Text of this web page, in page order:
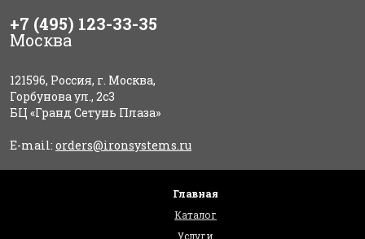
+7 (495) 123-33-35
Москва
121596, Россия, г. Москва,
Горбунова ул., 2с3
БЦ «Гранд Сетунь Плаза»
E-mail: orders@ironsystems.ru
Главная
Каталог
Услуги